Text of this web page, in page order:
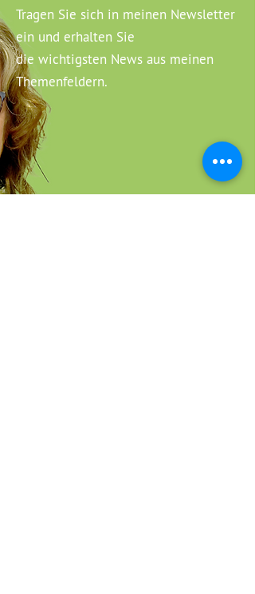
Tragen Sie sich in meinen Newsletter
ein und erhalten Sie
die wichtigsten News aus meinen
Themenfeldern.